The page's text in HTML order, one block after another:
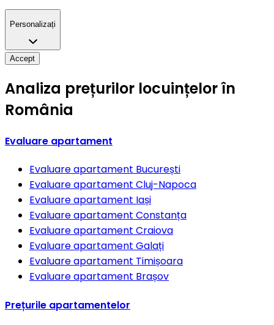
Personalizați
Accept
Analiza prețurilor locuințelor în
România
Evaluare apartament
Evaluare apartament București
Evaluare apartament Cluj-Napoca
Evaluare apartament Iași
Evaluare apartament Constanța
Evaluare apartament Craiova
Evaluare apartament Galați
Evaluare apartament Timișoara
Evaluare apartament Brașov
Prețurile apartamentelor